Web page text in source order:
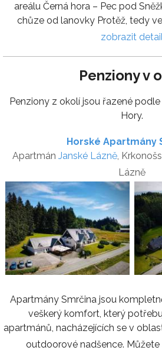
areálu Černá hora – Pec pod
chůze od lanovky Protěž, tedy
zobrazit
Penziony v
Penziony z okolí jsou řazené
Hory.
Horské Apartmány
Apartmán Janské Lázně,
Lázně
Apartmány Smrčina jsou
veškerý komfort, který
apartmánů, nacházejících se v
outdoorové nadšence. Můžete